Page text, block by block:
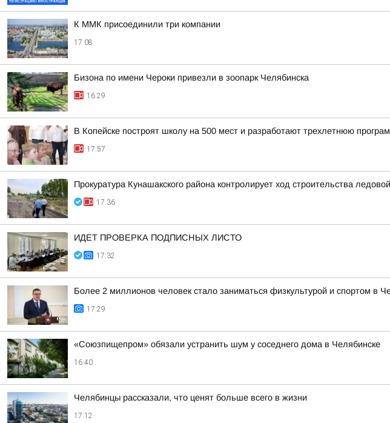
К ММК присоединили три компании
17:08
Бизона по имени Чероки привезли в зоопарк Челябинска
16:29
В Копейске построят школу на 500 мест и разработают трехлетнюю
17:57
Прокуратура Кунашакского района контролирует ход строительства
17:36
ИДЕТ ПРОВЕРКА ПОДПИСНЫХ ЛИСТО
17:32
Более 2 миллионов человек стало заниматься физкультурой и спортом в
17:29
«Союзпищепром» обязали устранить шум у соседнего дома в Челябинске
16:40
Челябинцы рассказали, что ценят больше всего в жизни
17:12